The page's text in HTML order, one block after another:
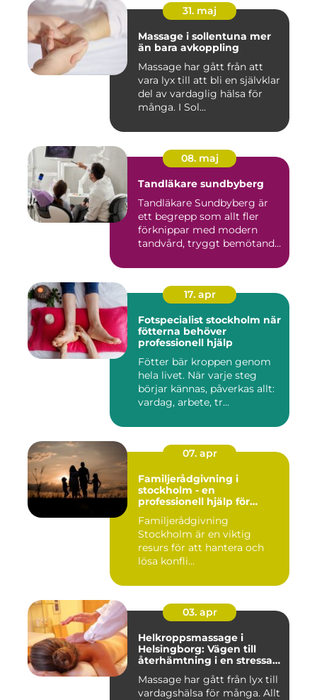
31. maj
Massage i sollentuna mer
än bara avkoppling
Massage har gått från att
vara lyx till att bli en självklar
del av vardaglig hälsa för
många. I Sol...
08. maj
Tandläkare sundbyberg
Tandläkare Sundbyberg är
ett begrepp som allt fler
förknippar med modern
tandvård, tryggt bemötande
17. apr
Fotspecialist stockholm när
fötterna behöver
professionell hjälp
Fötter bär kroppen genom
hela livet. När varje steg
börjar kännas, påverkas allt:
vardag, arbete, tr...
07. apr
Familjerådgivning i
stockholm - en
professionell hjälp för
Familjerådgivning
Stockholm är en viktig
resurs för att hantera och
lösa konfli...
03. apr
Helkroppsmassage i
Helsingborg: Vägen till
återhämtning i en stressad
Massage har gått från lyx till
vardagshälsa för många. Allt